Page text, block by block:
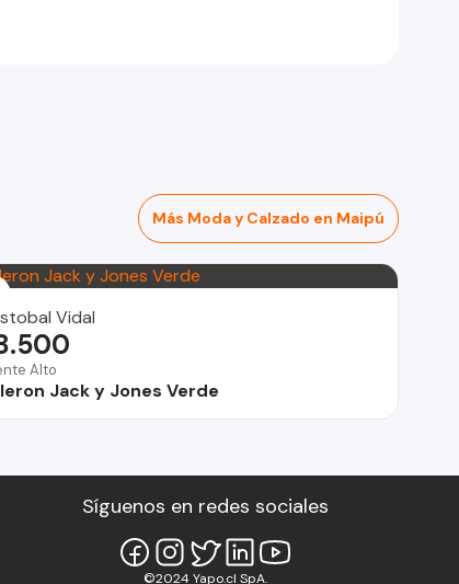
Más Moda y Calzado en Maipú
Vidal
Alto
Jack y Jones Verde
Síguenos en redes sociales
©2024 Yapo.cl SpA.